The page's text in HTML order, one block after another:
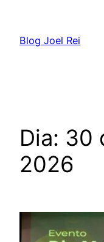
Blog Joel Rei
Dia: 30
2026